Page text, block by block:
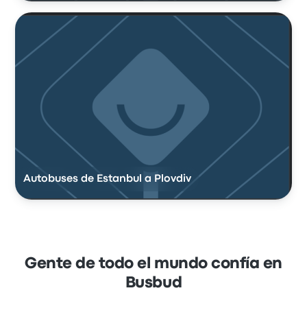
Autobuses de Estanbul a Plovdiv
Gente de todo el mundo confía en
Busbud